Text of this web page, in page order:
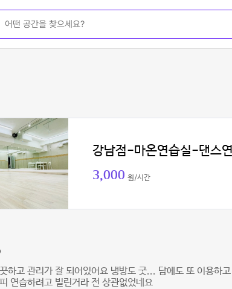
강남점-마온연습실-댄스
3,000 원/시간
하고 관리가 잘 되어있어요 냉방도 굿... 담에도 또 이용하
연습하려고 빌린거라 전 상관없었네요